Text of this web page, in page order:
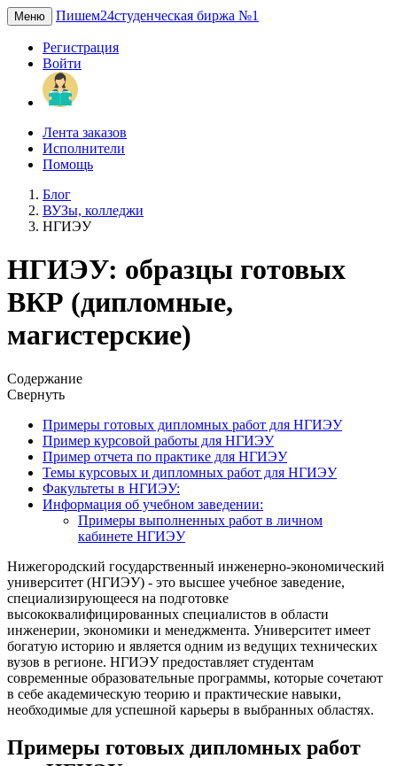
Меню Пишем24студенческая биржа №1
Регистрация
Войти
Лента заказов
Исполнители
Помощь
Блог
ВУЗы, колледжи
НГИЭУ
НГИЭУ: образцы готовых
ВКР (дипломные,
магистерские)
Содержание
Свернуть
Примеры готовых дипломных работ для НГИЭУ
Пример курсовой работы для НГИЭУ
Пример отчета по практике для НГИЭУ
Темы курсовых и дипломных работ для НГИЭУ
Факультеты в НГИЭУ:
Информация об учебном заведении:
Примеры выполненных работ в личном
кабинете НГИЭУ
Нижегородский государственный инженерно-экономический
университет (НГИЭУ) - это высшее учебное заведение,
специализирующееся на подготовке
высококвалифицированных специалистов в области
инженерии, экономики и менеджмента. Университет имеет
богатую историю и является одним из ведущих технических
вузов в регионе. НГИЭУ предоставляет студентам
современные образовательные программы, которые сочетают
в себе академическую теорию и практические навыки,
необходимые для успешной карьеры в выбранных областях.
Примеры готовых дипломных работ